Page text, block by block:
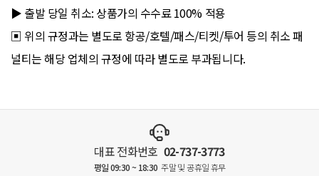
▶ 출발 당일 취소: 상품가의 수수료 100% 적용
▣ 위의 규정과는 별도로 항공/호텔/패스/티켓/투어 등의 취소 패
널티는 해당 업체의 규정에 따라 별도로 부과됩니다.
대표 전화번호 02-737-3773
평일 09:30 ~ 18:30 주말 및 공휴일 휴무